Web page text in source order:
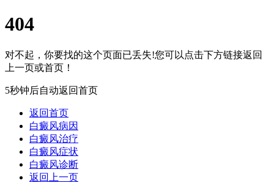
404
对不起，你要找的这个页面已丢失!您可以点击下方链接返回
上一页或首页！
5秒钟后自动返回首页
返回首页
白癜风病因
白癜风治疗
白癜风症状
白癜风诊断
返回上一页